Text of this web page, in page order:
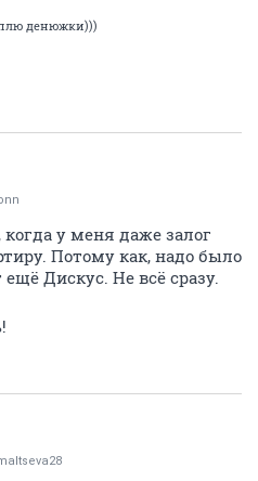
денюжки)))
у меня даже залог
Потому как, надо было
Дискус. Не всё сразу.